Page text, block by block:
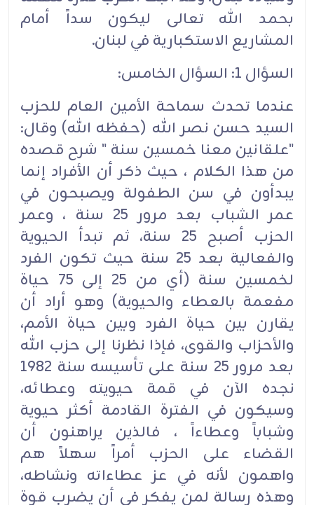
بحمد الله تعالى ليكون سداً أمام
المشاريع الاستكبارية في لبنان.
السؤال 1: السؤال الخامس:
عندما تحدث سماحة الأمين العام للحزب
السيد حسن نصر الله (حفظه الله) وقال:
"علقانين معنا خمسين سنة " شرح قصده
من هذا الكلام ، حيث ذكر أن الأفراد إنما
يبدأون في سن الطفولة ويصبحون في
عمر الشباب بعد مرور 25 سنة ، وعمر
الحزب أصبح 25 سنة، ثم تبدأ الحيوية
والفعالية بعد 25 سنة حيث تكون الفرد
لخمسين سنة (أي من 25 إلى 75 حياة
مفعمة بالعطاء والحيوية) وهو أراد أن
يقارن بين حياة الفرد وبين حياة الأمم،
والأحزاب والقوى، فإذا نظرنا إلى حزب الله
بعد مرور 25 سنة على تأسيسه سنة 1982
نجده الآن في قمة حيويته وعطائه،
وسيكون في الفترة القادمة أكثر حيوية
وشباباً وعطاءاً ، فالذين يراهنون أن
القضاء على الحزب أمراً سهلاً هم
واهمون لأنه في عز عطاءاته ونشاطه،
وهذه رسالة لمن يفكر في أن يضرب قوة